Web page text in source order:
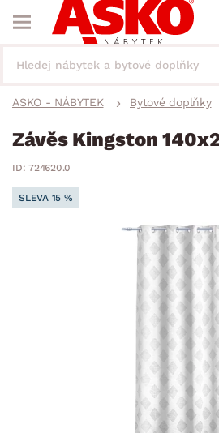
ASKO - NÁBYTEK Bytové doplňky
Závěs Kingston
ID: 724620.0
SLEVA 15 %